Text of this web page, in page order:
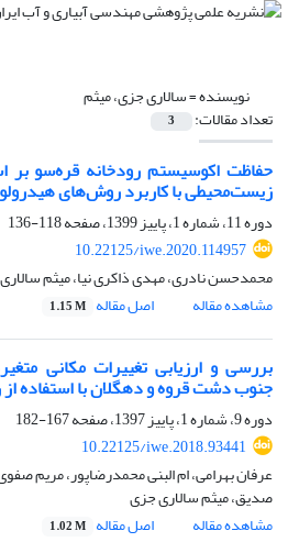
نویسنده =سالاری جزی، میثم
تعداد مقالات: 3
حفاظت اکوسیستم رودخانه قره‌سو بر
زیست‌محیطی با کاربرد روش‌های
دوره 11، شماره 1، پاییز 1399، صفحه
118-136
10.22125/iwe.2020.114957
محمدحسن نادری، مهدی ذاکری نیا، میثم
مشاهده مقاله
اصل مقاله 1.15 M
بررسی و ارزیابی تغییرات مکانی
جنوب دشت قروه و دهگلان با استفاده
دوره 9، شماره 1، پاییز 1397، صفحه
167-182
10.22125/iwe.2018.93441
عرفان بهرامی، ام البنی محمدرضاپور، مریم
صدیق، میثم سالاری جزی
مشاهده مقاله
اصل مقاله 1.02 M